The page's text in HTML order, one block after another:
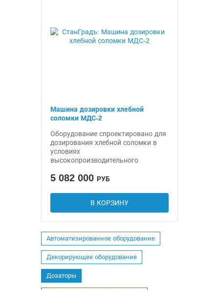
Машина дозировки хлебной
соломки МДС-2
Оборудование спроектировано для
дозирования хлебной соломки в
условиях
высокопроизводительного
машины основан на
количества продукции в одной
5 082 000 РУБ
В КОРЗИНУ
Автоматизированное оборудование
Декорирующее оборудование
Дозаторы